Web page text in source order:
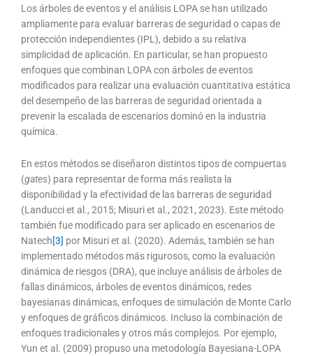
Los árboles de eventos y el análisis LOPA se han utilizado
ampliamente para evaluar barreras de seguridad o capas de
protección independientes (IPL), debido a su relativa
simplicidad de aplicación. En particular, se han propuesto
enfoques que combinan LOPA con árboles de eventos
modificados para realizar una evaluación cuantitativa estática
del desempeño de las barreras de seguridad orientada a
prevenir la escalada de escenarios dominó en la industria
química.
En estos métodos se diseñaron distintos tipos de compuertas
(gates) para representar de forma más realista la
disponibilidad y la efectividad de las barreras de seguridad
(Landucci et al., 2015; Misuri et al., 2021, 2023). Este método
también fue modificado para ser aplicado en escenarios de
Natech[3] por Misuri et al. (2020). Además, también se han
implementado métodos más rigurosos, como la evaluación
dinámica de riesgos (DRA), que incluye análisis de árboles de
fallas dinámicos, árboles de eventos dinámicos, redes
bayesianas dinámicas, enfoques de simulación de Monte Carlo
y enfoques de gráficos dinámicos. Incluso la combinación de
enfoques tradicionales y otros más complejos. Por ejemplo,
Yun et al. (2009) propuso una metodología Bayesiana-LOPA